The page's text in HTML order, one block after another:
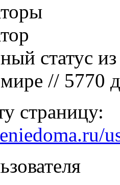
статус
// 5770
страницу: